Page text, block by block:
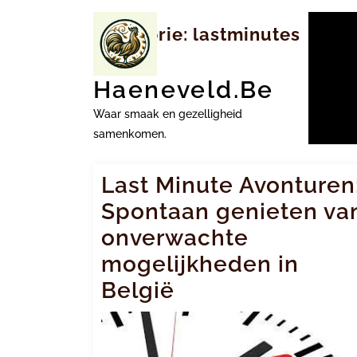
Haeneveld.be
Waar smaak en gezelligheid
samenkomen.
Categorie: lastminutes
Last Minute
Spontaan genieten
onverwachte
mogelijkheden in
België